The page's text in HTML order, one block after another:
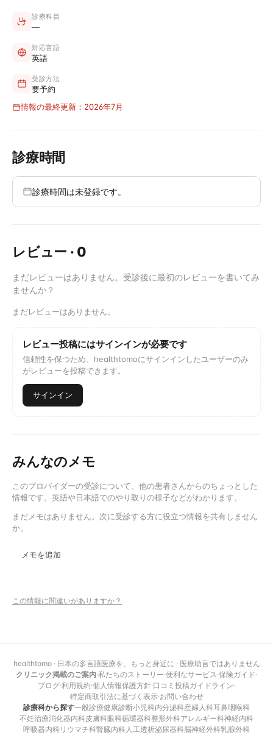
診療科目
—
対応言語
英語
受診方法
要予約
情報の最終更新：2026年7月
診療時間
診療時間は未登録です。
レビュー · 0
まだレビューはありません。受診後に最初のレビューを書いてみ
ませんか？
まだレビューはありません。
レビュー投稿にはサインインが必要です
信頼性を保つため、healthtomoにサインインしたユーザーのみ
がレビューを投稿できます。
サインイン
みんなのメモ
このプロバイダーの受診について、他の患者さんからのちょっとした
情報です。英語や日本語でのやり取りの様子などがわかります。
まだメモはありません。次に受診する方に役立つ情報を共有しません
か。
メモを追加
この情報に間違いがありますか？
healthtomo · 日本の多言語医療を、もっと身近に · 医療助言ではありません
クリニック掲載のご案内·私たちのストーリー·便利なサービス·保険ガイド·
ブログ·利用規約·個人情報保護方針·口コミ投稿ガイドライン·
特定商取引法に基づく表示·お問い合わせ
診療科から探す一般診療健康診断小児科内分泌科産婦人科耳鼻咽喉科
不妊治療消化器内科皮膚科眼科循環器科整形外科アレルギー科神経内科
呼吸器内科 リウマチ科腎臓内科人工透析泌尿器科脳神経外科乳腺外科